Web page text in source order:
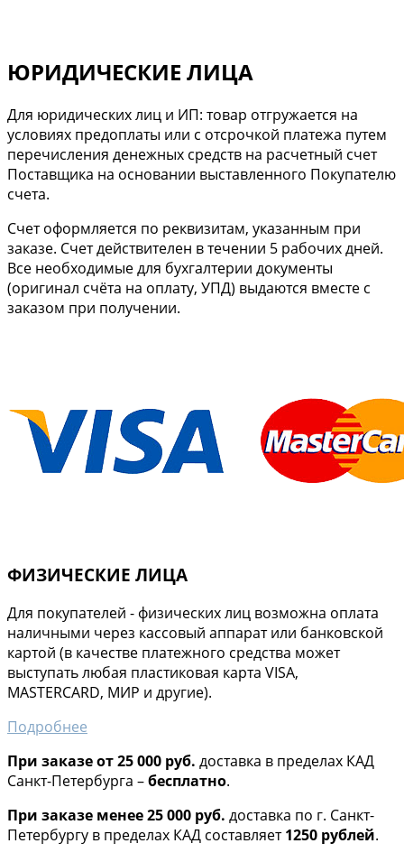
ЮРИДИЧЕСКИЕ ЛИЦА
Для юридических лиц и ИП: товар отгружается на
условиях предоплаты или с отсрочкой платежа путем
перечисления денежных средств на расчетный счет
Поставщика на основании выставленного Покупателю
счета.
Cчет оформляется по реквизитам, указанным при
заказе. Счет действителен в течении 5 рабочих дней.
Все необходимые для бухгалтерии документы
(оригинал счёта на оплату, УПД) выдаются вместе с
заказом при получении.
ФИЗИЧЕСКИЕ ЛИЦА
Для покупателей - физических лиц возможна оплата
наличными через кассовый аппарат или банковской
картой (в качестве платежного средства может
выступать любая пластиковая карта VISA,
MASTERCARD, МИР и другие).
Подробнее
При заказе от 25 000 руб. доставка в пределах КАД
Санкт-Петербурга –бесплатно.
При заказе менее 25 000 руб. доставка по г. Санкт-
Петербургу в пределах КАД составляет1250 рублей.